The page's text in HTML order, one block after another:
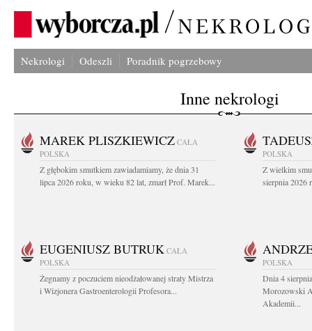
Nekrologi Odeszli Poradnik pogrzebowy
Inne nekrologi
MAREK PLISZKIEWICZ CAŁA
POLSKA
Z głębokim smutkiem zawiadamiamy, że dnia 31
lipca 2026 roku, w wieku 82 lat, zmarł Prof. Marek...
POLSKA
Z wielkim
sierpnia 2026
EUGENIUSZ BUTRUK CAŁA
POLSKA
Żegnamy z poczuciem nieodżałowanej straty Mistrza
i Wizjonera Gastroenterologii Profesora...
POLSKA
Dnia 4
Morozowski
Akademii...